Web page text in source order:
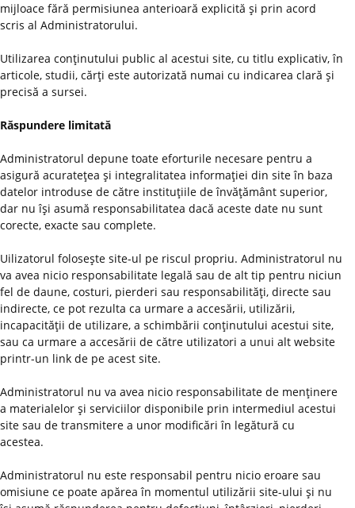
mijloace fără permisiunea anterioară explicită şi prin acord
scris al Administratorului.
Utilizarea conţinutului public al acestui site, cu titlu explicativ, în
articole, studii, cărţi este autorizată numai cu indicarea clară şi
precisă a sursei.
Răspundere limitată
Administratorul depune toate eforturile necesare pentru a
asigură acurateţea şi integralitatea informaţiei din site în baza
datelor introduse de către instituţiile de învăţământ superior,
dar nu îşi asumă responsabilitatea dacă aceste date nu sunt
corecte, exacte sau complete.
Uilizatorul foloseşte site-ul pe riscul propriu. Administratorul nu
va avea nicio responsabilitate legală sau de alt tip pentru niciun
fel de daune, costuri, pierderi sau responsabilităţi, directe sau
indirecte, ce pot rezulta ca urmare a accesării, utilizării,
incapacităţii de utilizare, a schimbării conţinutului acestui site,
sau ca urmare a accesării de către utilizatori a unui alt website
printr-un link de pe acest site.
Administratorul nu va avea nicio responsabilitate de menţinere
a materialelor şi serviciilor disponibile prin intermediul acestui
site sau de transmitere a unor modificări în legătură cu
acestea.
Administratorul nu este responsabil pentru nicio eroare sau
omisiune ce poate apărea în momentul utilizării site-ului şi nu